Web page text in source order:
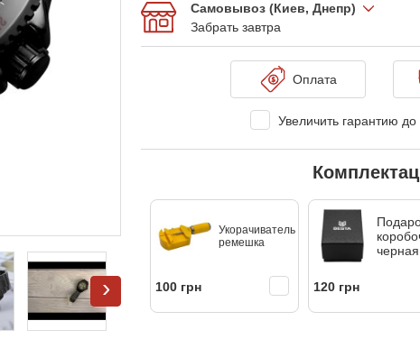
›
Самовывоз (Киев, Днепр)
Забрать завтра
Оплата
Увеличить гарантию до
Укорачиватель
ремешка
100 грн
черная
120 грн